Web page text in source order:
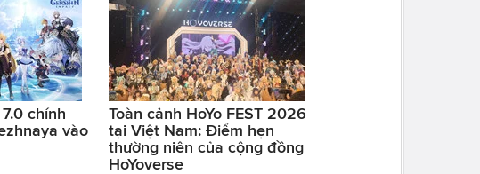
chính
vào
Toàn cảnh HoYo FEST 2026
tại Việt Nam: Điểm hẹn
thường niên của cộng đồng
HoYoverse